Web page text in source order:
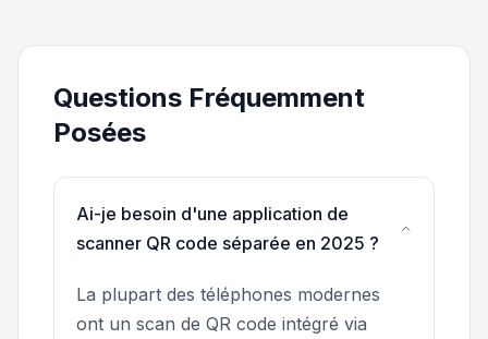
Questions Fréquemment
Posées
Ai-je besoin d'une application de
scanner QR code séparée en 2025 ?
La plupart des téléphones modernes
ont un scan de QR code intégré via